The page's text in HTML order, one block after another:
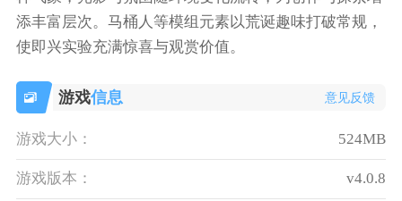
添丰富层次。马桶人等模组元素以荒诞趣味打破常规，
使即兴实验充满惊喜与观赏价值。
游戏信息 意见反馈
游戏大小： 524MB
游戏版本： v4.0.8